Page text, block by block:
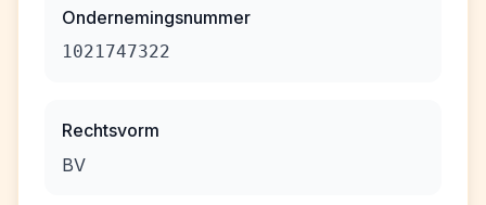
Ondernemingsnummer
1021747322
Rechtsvorm
BV